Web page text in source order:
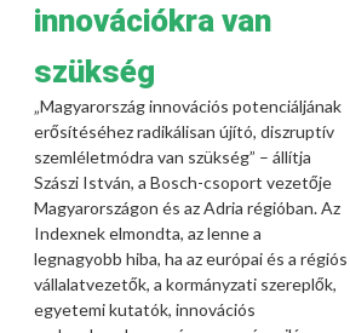
innovációkra van
szükség
„Magyarország innovációs potenciáljának
erősítéséhez radikálisan újító, diszruptív
szemléletmódra van szükség” – állítja
Szászi István, a Bosch-csoport vezetője
Magyarországon és az Adria régióban. Az
Indexnek elmondta, az lenne a
legnagyobb hiba, ha az európai és a régiós
vállalatvezetők, a kormányzati szereplők,
egyetemi kutatók, innovációs